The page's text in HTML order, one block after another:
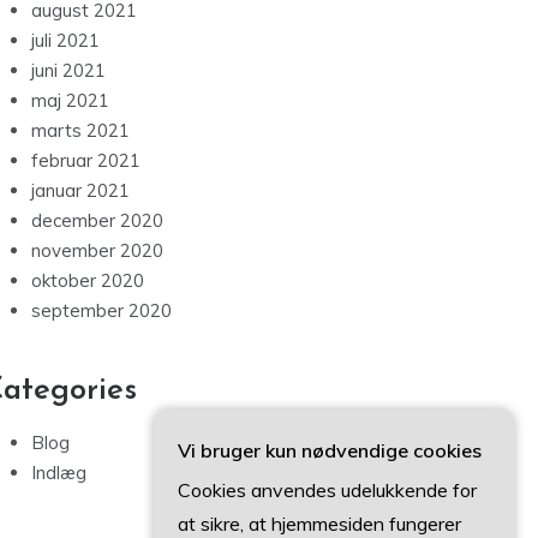
august 2021
juli 2021
juni 2021
maj 2021
marts 2021
februar 2021
januar 2021
december 2020
november 2020
oktober 2020
september 2020
Blog
Indlæg
Vi bruger kun nødvendige cookies
Cookies anvendes udelukkende for
at sikre, at hjemmesiden fungerer